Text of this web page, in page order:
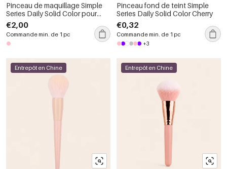
Pinceau de maquillage Simple
Series Daily Solid Color pour
femmes
€2,00
Commande min. de 1 pc
Pinceau fond de teint Simple
Series Daily Solid Color Cherry
€0,32
Commande min. de 1 pc
+3
Entrepôt en Chine Entrepôt en Chine